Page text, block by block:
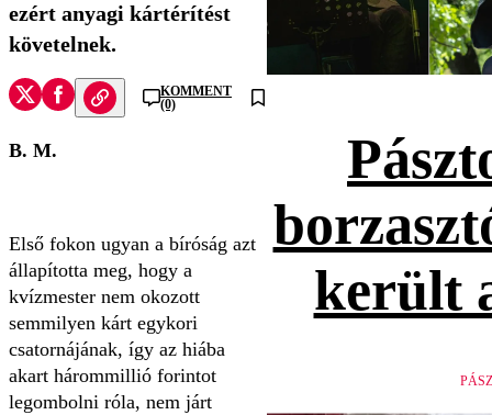
ezért anyagi kártérítést
követelnek.
KOMMENT
(0)
B. M.
Első fokon ugyan a bíróság azt
állapította meg, hogy a
kvízmester nem okozott
semmilyen kárt egykori
csatornájának, így az hiába
akart hárommillió forintot
legombolni róla, nem járt
került